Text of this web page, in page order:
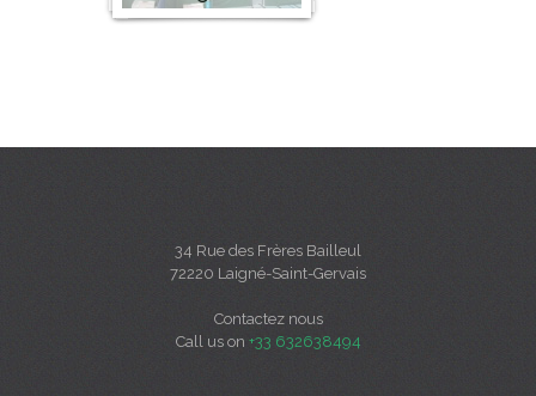
34 Rue des Frères Bailleul
72220 Laigné-Saint-Gervais
Contactez nous
Call us on +33 632638494